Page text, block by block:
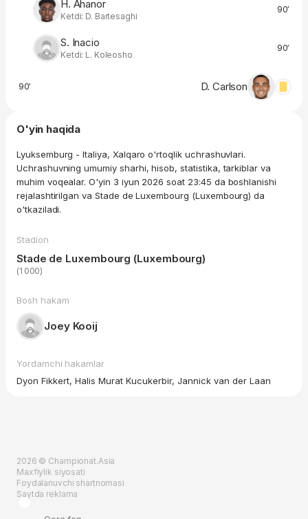
90′
H. Ahanor
Ketdi: D. Bartesaghi
90′
S. Inacio
Ketdi: L. Koleosho
90′ D. Carlson
O'yin haqida
Lyuksemburg - Italiya, Xalqaro o'rtoqlik uchrashuvlari.
Uchrashuvning umumiy sharhi, hisob, statistika, tarkiblar va
muhim voqealar. O'yin 3 iyun 2026 soat 23:45 da boshlanishi
rejalashtirilgan va Stade de Luxembourg (Luxembourg) da
o'tkaziladi.
Stadion
Stade de Luxembourg (Luxembourg)
(1 000)
Bosh hakam
Joey Kooij
Yordamchi hakamlar
Dyon Fikkert, Halis Murat Kucukerbir, Jannick van der Laan
2026 © Championat.Asia
Maxfiylik siyosati
Foydalanuvchi shartnomasi
Saytda reklama